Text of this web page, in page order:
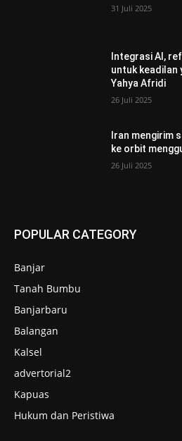
31 Juli 2025
Integrasi AI,
untuk keadilan
Yahya Afridi
26 Juli 2025
Iran mengirim
ke orbit
26 Juli 2025
POPULAR CATEGORY
Banjar
Tanah Bumbu
Banjarbaru
Balangan
Kalsel
advertorial2
Kapuas
Hukum dan Peristiwa